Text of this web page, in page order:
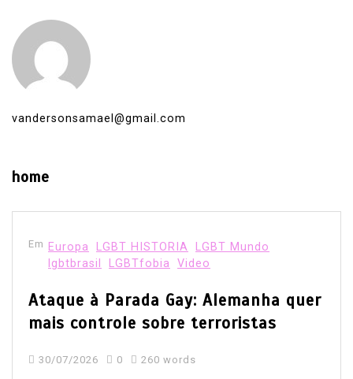
vandersonsamael@gmail.com
home
Em Europa LGBT HISTORIA
LGBT Mundo
lgbtbrasil
LGBTfobia Video
Ataque à Parada Gay: Alemanha quer
mais controle sobre terroristas
30/07/2026 0 260 words